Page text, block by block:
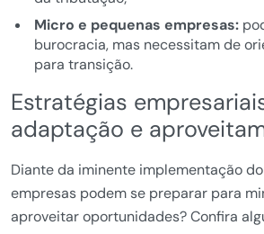
Micro e pequenas empresas:
burocracia, mas necessitam de
para transição.
Estratégias
adaptação e
Diante da iminente implementação do
empresas podem se preparar para
aproveitar oportunidades? Confira